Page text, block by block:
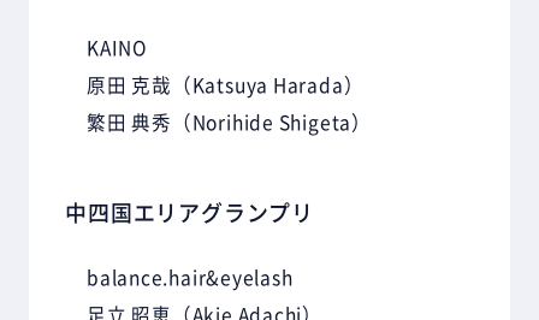
KAINO
原田 克哉 （Katsuya Harada）
繁田 典秀 （Norihide Shigeta）
中四国エリアグランプリ
balance.hair&eyelash
足立 昭恵 （Akie Adachi）